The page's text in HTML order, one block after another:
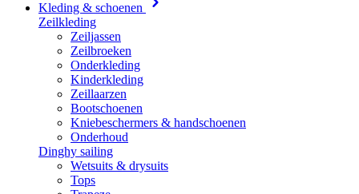
Kleding & schoenen
Zeilkleding
Zeiljassen
Zeilbroeken
Onderkleding
Kinderkleding
Zeillaarzen
Bootschoenen
Kniebeschermers & handschoenen
Onderhoud
Dinghy sailing
Wetsuits & drysuits
Tops